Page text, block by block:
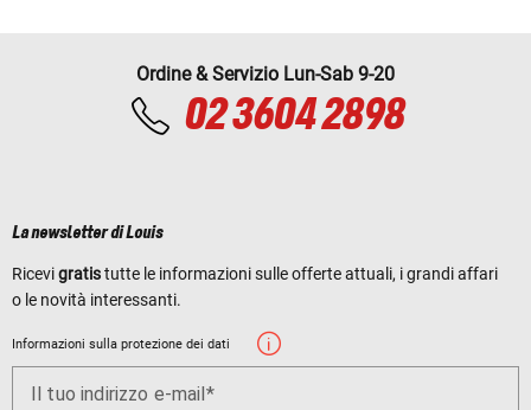
Ordine & Servizio Lun-Sab 9-20
02 3604 2898
La newsletter di Louis
Ricevigratistutte le informazioni sulle offerte attuali, i grandi affari
o le novità interessanti.
Informazioni sulla protezione dei dati
Il tuo indirizzo e-mail